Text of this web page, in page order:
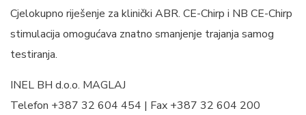
Cjelokupno riješenje za klinički ABR. CE-Chirp i NB CE-Chirp
stimulacija omogućava znatno smanjenje trajanja samog
testiranja.
INEL BH d.o.o. MAGLAJ
Telefon +387 32 604 454 | Fax +387 32 604 200